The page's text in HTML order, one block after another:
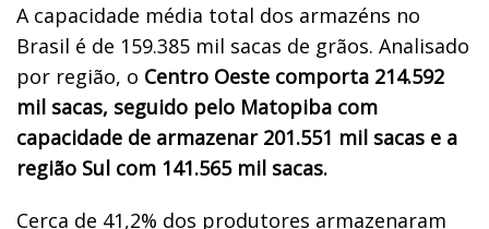
A capacidade média total dos armazéns no
Brasil é de 159.385 mil sacas de grãos. Analisado
por região, o Centro Oeste comporta 214.592
mil sacas, seguido pelo Matopiba com
capacidade de armazenar 201.551 mil sacas e a
região Sul com 141.565 mil sacas.
Cerca de 41,2% dos produtores armazenaram